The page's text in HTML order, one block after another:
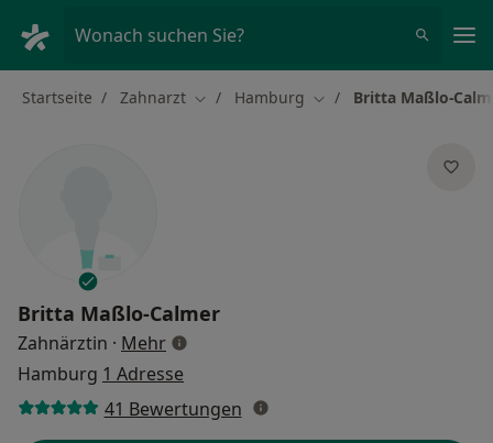
Wonach suchen Sie?
Startseite Zahnarzt Stadt ändern
Hamburg Stadt ändern
Britta Maßlo-
Britta Maßlo-Calmer
Zahnärztin · Mehrüber Spezialisierungen
Hamburg 1 Adresse
41 Bewertungen